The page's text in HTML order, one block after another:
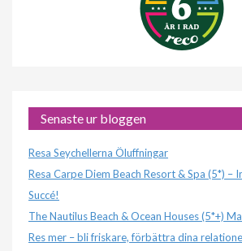
Senaste ur bloggen
Resa Seychellerna Öluffningar
Resa Carpe Diem Beach Resort & Spa (5*) –
Succé!
The Nautilus Beach & Ocean Houses (5*+)
Res mer – bli friskare, förbättra dina